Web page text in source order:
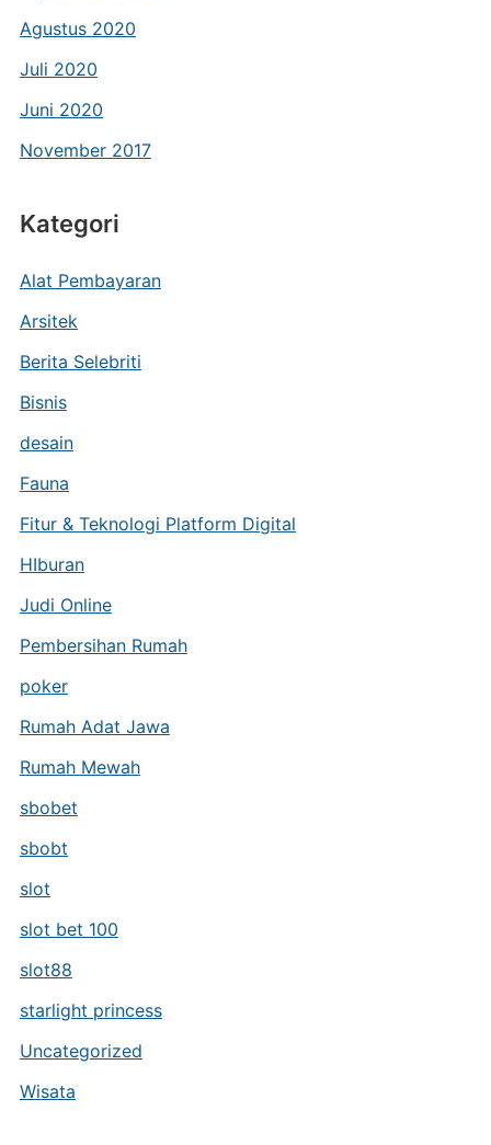
Agustus 2020
Juli 2020
Juni 2020
November 2017
Kategori
Alat Pembayaran
Arsitek
Berita Selebriti
Bisnis
desain
Fauna
Fitur & Teknologi Platform Digital
HIburan
Judi Online
Pembersihan Rumah
poker
Rumah Adat Jawa
Rumah Mewah
sbobet
sbobt
slot
slot bet 100
slot88
starlight princess
Uncategorized
Wisata